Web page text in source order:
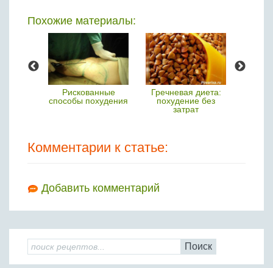
Похожие материалы:
Рискованные
способы похудения
Гречневая диета:
похудение без
затрат
Комментарии к статье:
Добавить комментарий
Поиск